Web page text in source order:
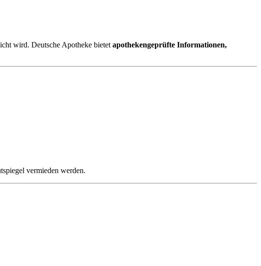
wird. Deutsche Apotheke bietetapothekengeprüfte Informationen,
vermieden werden.